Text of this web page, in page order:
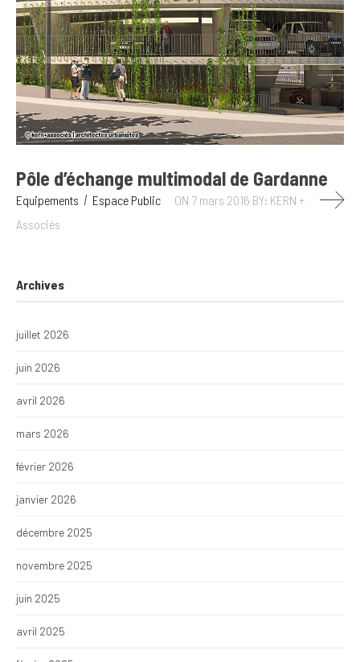
Pôle d’échange multimodal de Gardanne
Equipements Espace Public ON 7 mars 2016 BY: KERN +
Associés
Archives
juillet 2026
juin 2026
avril 2026
mars 2026
février 2026
janvier 2026
décembre 2025
novembre 2025
juin 2025
avril 2025